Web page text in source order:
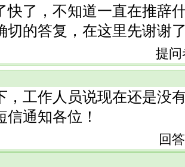
快了，不知道一直在推辞
切的答复，在这里先谢谢
提问
，工作人员说现在还是没
信通知各位！
回